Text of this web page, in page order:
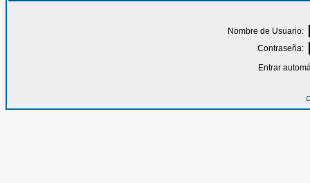
Nombre de Usuario:
Contraseña:
Entrar